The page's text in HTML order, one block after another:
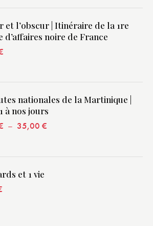
et l’obscur | Itinéraire de la 1re
d’affaires noire de France
nationales de la Martinique |
à nos jours
– 35,00 €
et 1 vie